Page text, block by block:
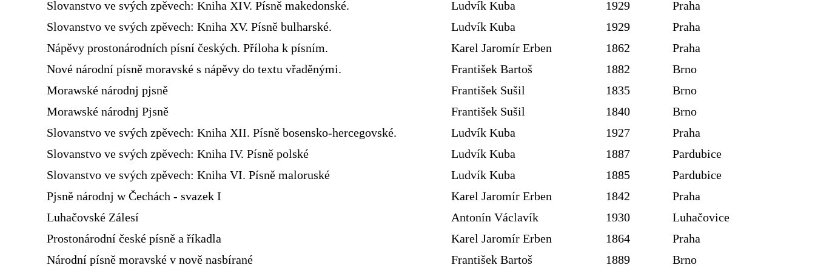
Slovanstvo ve svých zpěvech: Kniha XIV. Písně makedonské. Ludvík Kuba 1929
Praha
Slovanstvo ve svých zpěvech: Kniha XV. Písně bulharské.
Ludvík Kuba 1929
Praha
Nápěvy prostonárodních písní českých. Příloha k písním.
Karel Jaromír Erben 1862
Praha
Nové národní písně moravské s nápěvy do textu vřaděnými.
František Bartoš 1882
Brno
Morawské národnj pjsně
František Sušil 1835
Brno
Morawské národnj Pjsně
František Sušil 1840
Brno
Slovanstvo ve svých zpěvech: Kniha XII. Písně bosensko-hercegovské.
Ludvík Kuba 1927
Praha
Slovanstvo ve svých zpěvech: Kniha IV. Písně polské
Ludvík Kuba 1887
Pardubice
Slovanstvo ve svých zpěvech: Kniha VI. Písně maloruské
Ludvík Kuba 1885
Pardubice
Pjsně národnj w Čechách - svazek I
Karel Jaromír Erben 1842
Praha
Luhačovské Zálesí
Antonín Václavík 1930
Luhačovice
Prostonárodní české písně a říkadla
Karel Jaromír Erben 1864
Praha
Národní písně moravské v nově nasbírané
František Bartoš 1889 Brno